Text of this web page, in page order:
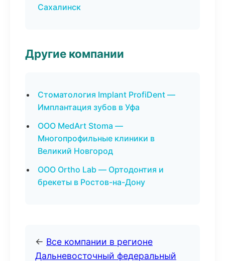
Сахалинск
Другие компании
Стоматология Implant ProfiDent —
Имплантация зубов в Уфа
ООО MedArt Stoma —
Многопрофильные клиники в
Великий Новгород
ООО Ortho Lab — Ортодонтия и
брекеты в Ростов-на-Дону
← Все компании в регионе
Дальневосточный федеральный